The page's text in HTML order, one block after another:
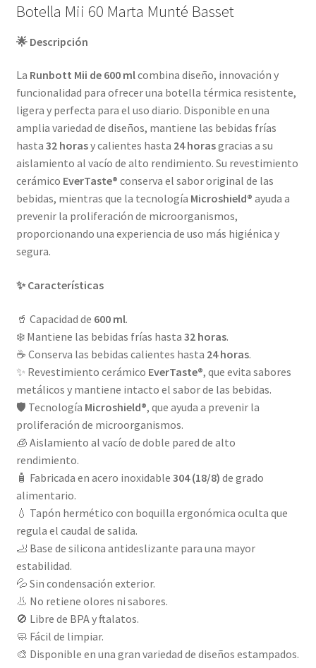
Botella Mii 60 Marta Munté Basset
🌟 Descripción
La Runbott Mii de 600 mlcombina diseño, innovación y
funcionalidad para ofrecer una botella térmica resistente,
ligera y perfecta para el uso diario. Disponible en una
amplia variedad de diseños, mantiene las bebidas frías
hasta 32 horasy calientes hasta 24 horasgracias a su
aislamiento al vacío de alto rendimiento. Su revestimiento
cerámico EverTaste® conserva el sabor original de las
bebidas, mientras que la tecnología Microshield® ayuda a
prevenir la proliferación de microorganismos,
proporcionando una experiencia de uso más higiénica y
segura.
✨ Características
🥤 Capacidad de 600 ml.
❄️ Mantiene las bebidas frías hasta 32 horas.
☕ Conserva las bebidas calientes hasta 24 horas.
✨ Revestimiento cerámico EverTaste®, que evita sabores
metálicos y mantiene intacto el sabor de las bebidas.
🛡️ Tecnología Microshield®, que ayuda a prevenir la
proliferación de microorganismos.
🧊 Aislamiento al vacío de doble pared de alto
rendimiento.
🧴 Fabricada en acero inoxidable 304 (18/8) de grado
alimentario.
💧 Tapón hermético con boquilla ergonómica oculta que
regula el caudal de salida.
🦶 Base de silicona antideslizante para una mayor
estabilidad.
💦 Sin condensación exterior.
👃 No retiene olores ni sabores.
🚫 Libre de BPA y ftalatos.
🧼 Fácil de limpiar.
🎨 Disponible en una gran variedad de diseños estampados.